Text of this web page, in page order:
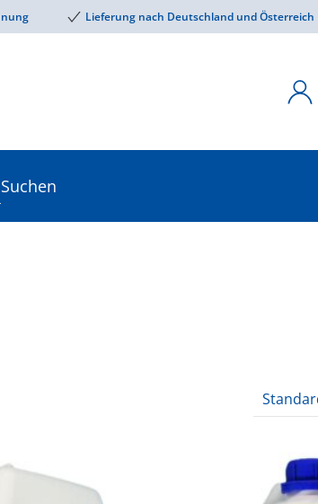
Lieferung nach Deutschland und Österreich
Suchen